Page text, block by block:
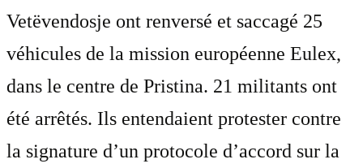
Vetëvendosje ont renversé et saccagé 25
véhicules de la mission européenne Eulex,
dans le centre de Pristina. 21 militants ont
été arrêtés. Ils entendaient protester contre
la signature d’un protocole d’accord sur la